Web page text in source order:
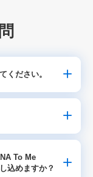
ください。
To Me
込めますか？